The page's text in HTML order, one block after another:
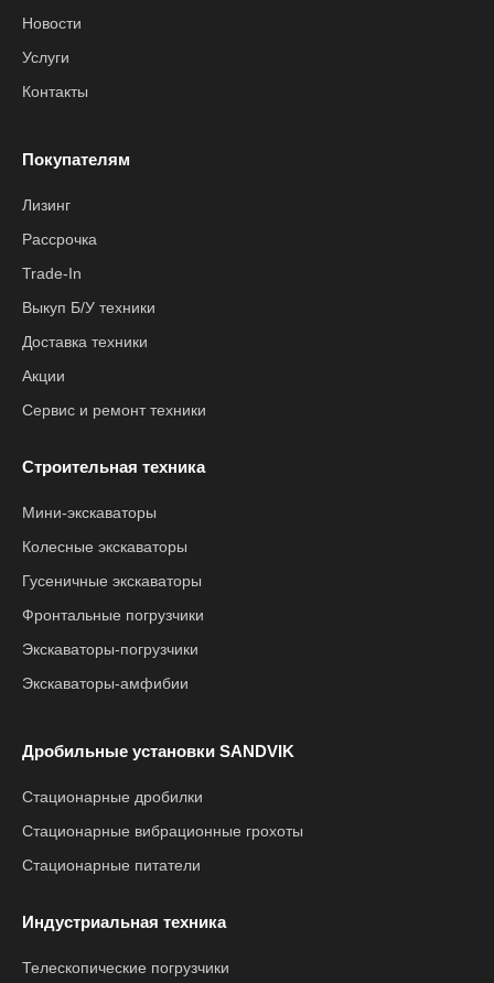
Новости
Услуги
Контакты
Покупателям
Лизинг
Рассрочка
Trade-In
Выкуп Б/У техники
Доставка техники
Акции
Сервис и ремонт техники
Строительная техника
Мини-экскаваторы
Колесные экскаваторы
Гусеничные экскаваторы
Фронтальные погрузчики
Экскаваторы-погрузчики
Экскаваторы-амфибии
Дробильные установки SANDVIK
Стационарные дробилки
Стационарные вибрационные грохоты
Стационарные питатели
Индустриальная техника
Телескопические погрузчики